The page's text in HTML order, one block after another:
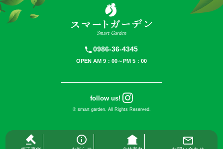
0986-36-4345
OPEN AM 9：00～PM 5：00
follow us!
© smart garden. All Rights Reserved.